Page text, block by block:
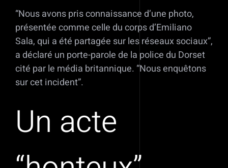
“Nous avons pris connaissance d’une photo,
présentée comme celle du corps d’Emiliano
Sala, qui a été partagée sur les réseaux sociaux”,
a déclaré un porte-parole de la police du Dorset
cité par le média britannique. “Nous enquêtons
sur cet incident”.
Un acte